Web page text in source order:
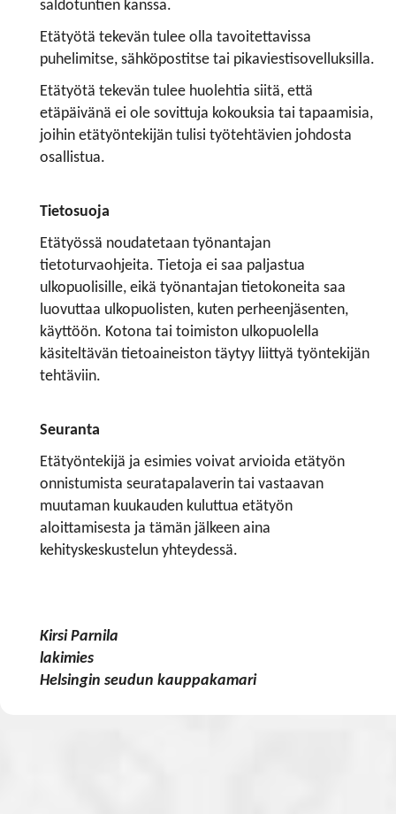
saldotuntien kanssa.
Etätyötä tekevän tulee olla tavoitettavissa
puhelimitse, sähköpostitse tai pikaviestisovelluksilla.
Etätyötä tekevän tulee huolehtia siitä, että
etäpäivänä ei ole sovittuja kokouksia tai tapaamisia,
joihin etätyöntekijän tulisi työtehtävien johdosta
osallistua.
Tietosuoja
Etätyössä noudatetaan työnantajan
tietoturvaohjeita. Tietoja ei saa paljastua
ulkopuolisille, eikä työnantajan tietokoneita saa
luovuttaa ulkopuolisten, kuten perheenjäsenten,
käyttöön. Kotona tai toimiston ulkopuolella
käsiteltävän tietoaineiston täytyy liittyä työntekijän
tehtäviin.
Seuranta
Etätyöntekijä ja esimies voivat arvioida etätyön
onnistumista seuratapalaverin tai vastaavan
muutaman kuukauden kuluttua etätyön
aloittamisesta ja tämän jälkeen aina
kehityskeskustelun yhteydessä.
Kirsi Parnila
lakimies
Helsingin seudun kauppakamari